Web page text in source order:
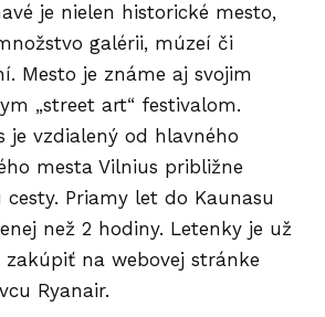
je nielen historické mesto,
galérii, múzeí či
Mesto je známe aj svojim
„street art“ festivalom.
je vzdialený od hlavného
mesta Vilnius približne
cesty. Priamy let do Kaunasu
než 2 hodiny. Letenky je už
zakúpiť na webovej stránke
Ryanair.